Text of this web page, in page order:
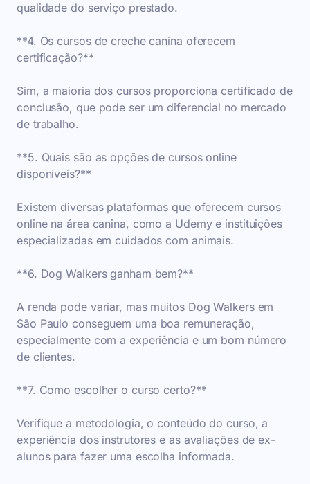
qualidade do serviço prestado.
**4. Os cursos de creche canina oferecem
certificação?**
Sim, a maioria dos cursos proporciona certificado de
conclusão, que pode ser um diferencial no mercado
de trabalho.
**5. Quais são as opções de cursos online
disponíveis?**
Existem diversas plataformas que oferecem cursos
online na área canina, como a Udemy e instituições
especializadas em cuidados com animais.
**6. Dog Walkers ganham bem?**
A renda pode variar, mas muitos Dog Walkers em
São Paulo conseguem uma boa remuneração,
especialmente com a experiência e um bom número
de clientes.
**7. Como escolher o curso certo?**
Verifique a metodologia, o conteúdo do curso, a
experiência dos instrutores e as avaliações de ex-
alunos para fazer uma escolha informada.